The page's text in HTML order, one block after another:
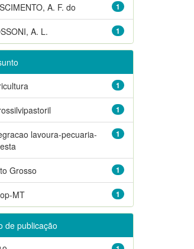
1
A. F. do
1
A. L.
1
1
1
lavoura-pecuaria-
1
Grosso
1
MT
de publicação